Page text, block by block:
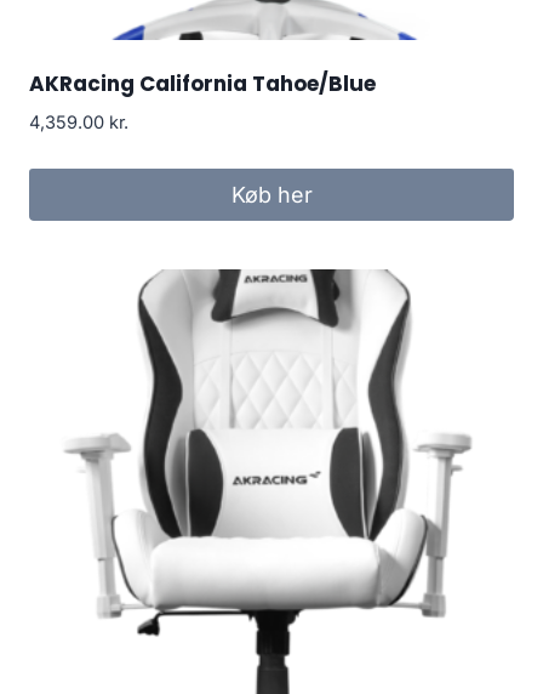
AKRacing California Tahoe/Blue
4,359.00 kr.
Køb her